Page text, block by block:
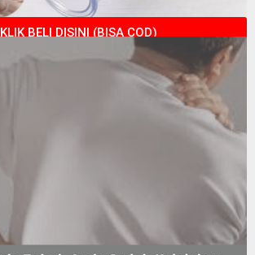
KLIK BELI DISINI (BISA COD)